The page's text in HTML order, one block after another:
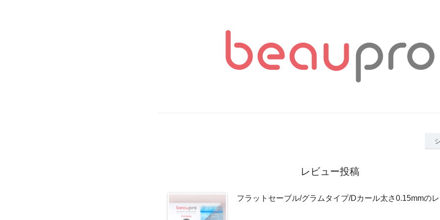
レビュー投稿
フラットセーブル/グラムタイプ/Dカール太さ0.15mmの